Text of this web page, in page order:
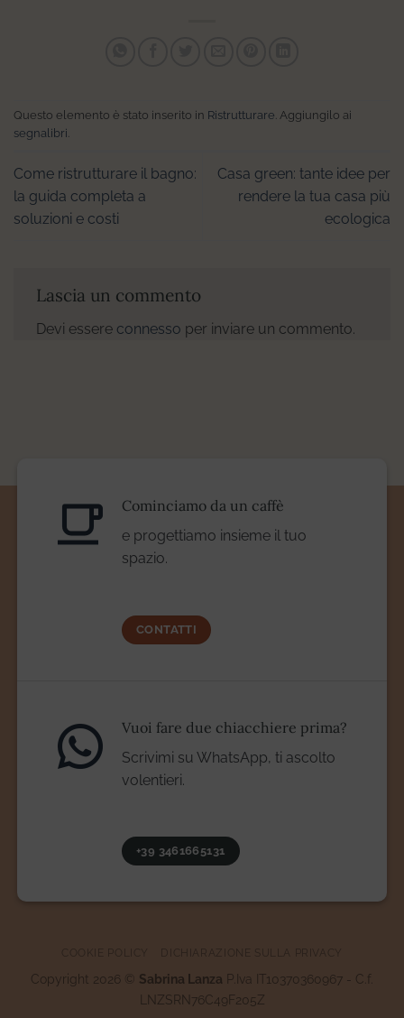
Questo elemento è stato inserito in Ristrutturare. Aggiungilo ai
segnalibri.
Come ristrutturare il bagno:
la guida completa a
soluzioni e costi
Casa green: tante idee per
rendere la tua casa più
ecologica
Lascia un commento
Devi essere connesso per inviare un commento.
Cominciamo da un caffè
e progettiamo insieme il tuo
spazio.
CONTATTI
Vuoi fare due chiacchiere prima?
Scrivimi su WhatsApp, ti ascolto
volentieri.
+39 3461665131
COOKIE POLICY DICHIARAZIONE SULLA PRIVACY
Copyright 2026 © Sabrina Lanza P.Iva IT10370360967 - C.f.
LNZSRN76C49F205Z